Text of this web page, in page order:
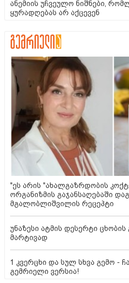
ანემიის უჩვეულო ნიშნები,
ყურადღებას არ აქცევენ
"ეს არის "ახალგაზრდობის
ორგანიზმის გაჯანსაღებაში
მგალობლიშვილის რეცეპტი
უნაზესი ატმის დესერტი
მარტივად
1 კვერცხი და სულ სხვა გემო -
გემრიელი ვერსია!